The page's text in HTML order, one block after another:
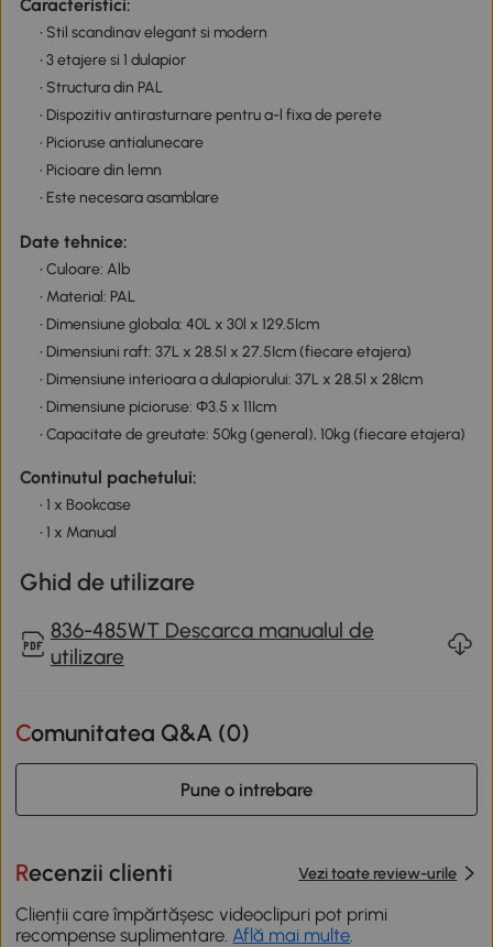
Caracteristici:
• Stil scandinav elegant si modern
• 3 etajere si 1 dulapior
• Structura din PAL
• Dispozitiv antirasturnare pentru a-l fixa de perete
• Picioruse antialunecare
• Picioare din lemn
• Este necesara asamblare
Date tehnice:
• Culoare: Alb
• Material: PAL
• Dimensiune globala: 40L x 30l x 129.5Icm
• Dimensiuni raft: 37L x 28.5l x 27.5Icm (fiecare etajera)
• Dimensiune interioara a dulapiorului: 37L x 28.5l x 28Icm
• Dimensiune picioruse: Φ3.5 x 11Icm
• Capacitate de greutate: 50kg (general), 10kg (fiecare etajera)
Continutul pachetului:
• 1 x Bookcase
• 1 x Manual
Ghid de utilizare
836-485WT Descarca manualul de
utilizare
Comunitatea Q&A (0)
Pune o intrebare
Recenzii clienti Vezi toate review-urile
Clienții care împărtășesc videoclipuri pot primi
recompense suplimentare. Află mai multe